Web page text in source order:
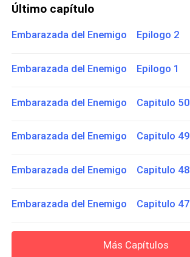
Último capítulo
Embarazada del Enemigo Epilogo 2
Embarazada del Enemigo Epilogo 1
Embarazada del Enemigo Capitulo 50
Embarazada del Enemigo Capitulo 49
Embarazada del Enemigo Capitulo 48
Embarazada del Enemigo Capitulo 47
Más Capítulos